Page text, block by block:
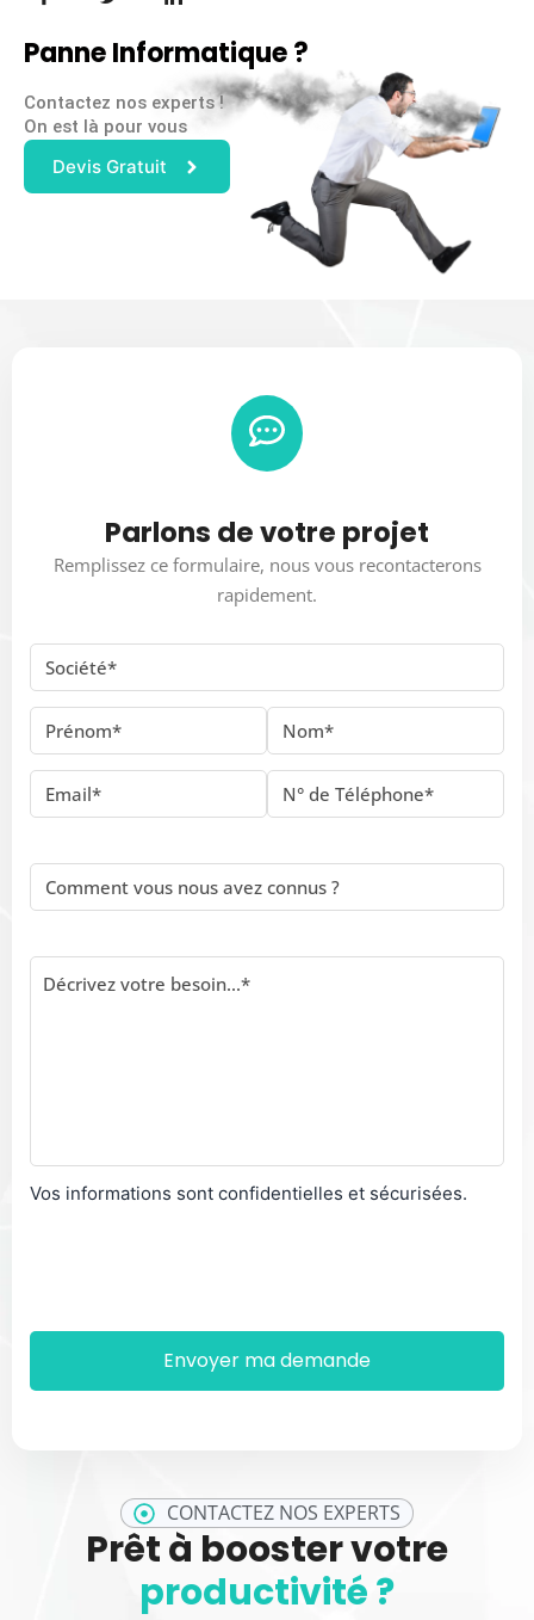
Panne Informatique ?
Contactez nos experts !
On est là pour vous
Devis Gratuit
CONTACTEZ NOS EXPERTS
Prêt à booster votre
productivité ?
Parlons de votre projet
Remplissez ce formulaire, nous vous recontacterons
rapidement.
Vos informations sont confidentielles et sécurisées.